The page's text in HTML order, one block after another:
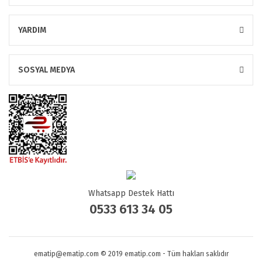
YARDIM
SOSYAL MEDYA
Whatsapp Destek Hattı
0533 613 34 05
ematip@ematip.com © 2019 ematip.com - Tüm hakları saklıdır